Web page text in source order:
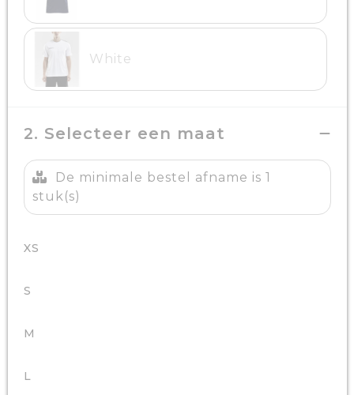
White
2. Selecteer een maat
De minimale bestel afname is 1
stuk(s)
XS
S
M
L